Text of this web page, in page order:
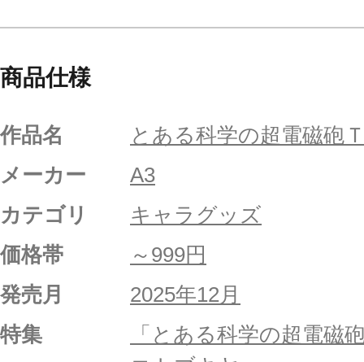
商品仕様
作品名
とある科学の超電磁砲
メーカー
A3
カテゴリ
キャラグッズ
価格帯
～999円
発売月
2025年12月
特集
「とある科学の超電磁